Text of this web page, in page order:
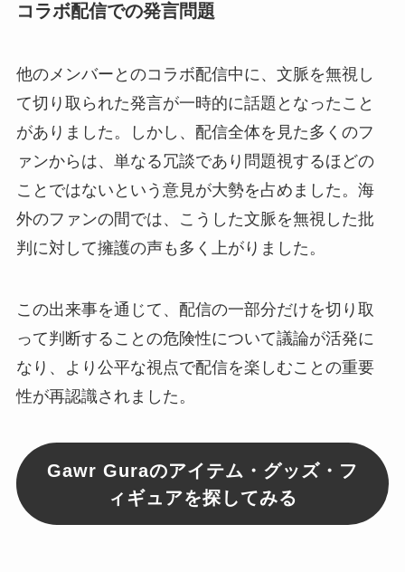
コラボ配信での発言問題
他のメンバーとのコラボ配信中に、文脈を無視し
て切り取られた発言が一時的に話題となったこと
がありました。しかし、配信全体を見た多くのフ
ァンからは、単なる冗談であり問題視するほどの
ことではないという意見が大勢を占めました。海
外のファンの間では、こうした文脈を無視した批
判に対して擁護の声も多く上がりました。
この出来事を通じて、配信の一部分だけを切り取
って判断することの危険性について議論が活発に
なり、より公平な視点で配信を楽しむことの重要
性が再認識されました。
Gawr Guraのアイテム・グッズ・フ
ィギュアを探してみる